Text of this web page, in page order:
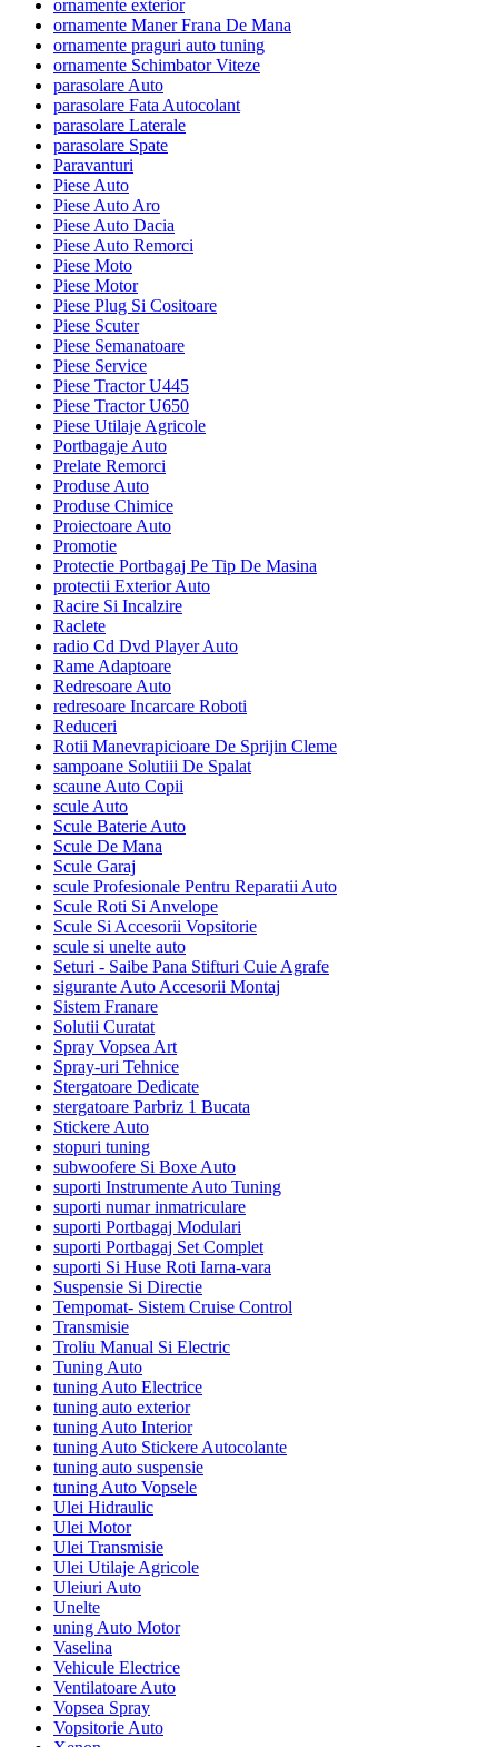
ornamente exterior
ornamente Maner Frana De Mana
ornamente praguri auto tuning
ornamente Schimbator Viteze
parasolare Auto
parasolare Fata Autocolant
parasolare Laterale
parasolare Spate
Paravanturi
Piese Auto
Piese Auto Aro
Piese Auto Dacia
Piese Auto Remorci
Piese Moto
Piese Motor
Piese Plug Si Cositoare
Piese Scuter
Piese Semanatoare
Piese Service
Piese Tractor U445
Piese Tractor U650
Piese Utilaje Agricole
Portbagaje Auto
Prelate Remorci
Produse Auto
Produse Chimice
Proiectoare Auto
Promotie
Protectie Portbagaj Pe Tip De Masina
protectii Exterior Auto
Racire Si Incalzire
Raclete
radio Cd Dvd Player Auto
Rame Adaptoare
Redresoare Auto
redresoare Incarcare Roboti
Reduceri
Rotii Manevrapicioare De Sprijin Cleme
sampoane Solutiii De Spalat
scaune Auto Copii
scule Auto
Scule Baterie Auto
Scule De Mana
Scule Garaj
scule Profesionale Pentru Reparatii Auto
Scule Roti Si Anvelope
Scule Si Accesorii Vopsitorie
scule si unelte auto
Seturi - Saibe Pana Stifturi Cuie Agrafe
sigurante Auto Accesorii Montaj
Sistem Franare
Solutii Curatat
Spray Vopsea Art
Spray-uri Tehnice
Stergatoare Dedicate
stergatoare Parbriz 1 Bucata
Stickere Auto
stopuri tuning
subwoofere Si Boxe Auto
suporti Instrumente Auto Tuning
suporti numar inmatriculare
suporti Portbagaj Modulari
suporti Portbagaj Set Complet
suporti Si Huse Roti Iarna-vara
Suspensie Si Directie
Tempomat- Sistem Cruise Control
Transmisie
Troliu Manual Si Electric
Tuning Auto
tuning Auto Electrice
tuning auto exterior
tuning Auto Interior
tuning Auto Stickere Autocolante
tuning auto suspensie
tuning Auto Vopsele
Ulei Hidraulic
Ulei Motor
Ulei Transmisie
Ulei Utilaje Agricole
Uleiuri Auto
Unelte
uning Auto Motor
Vaselina
Vehicule Electrice
Ventilatoare Auto
Vopsea Spray
Vopsitorie Auto